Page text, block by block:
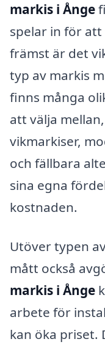
markis i Ånge
spelar in för
främst är det
typ av markis
finns många
att välja
vikmarkiser,
och fällbara
sina egna
kostnaden.
Utöver typen
mått också
markis i Ånge
arbete för
kan öka priset.